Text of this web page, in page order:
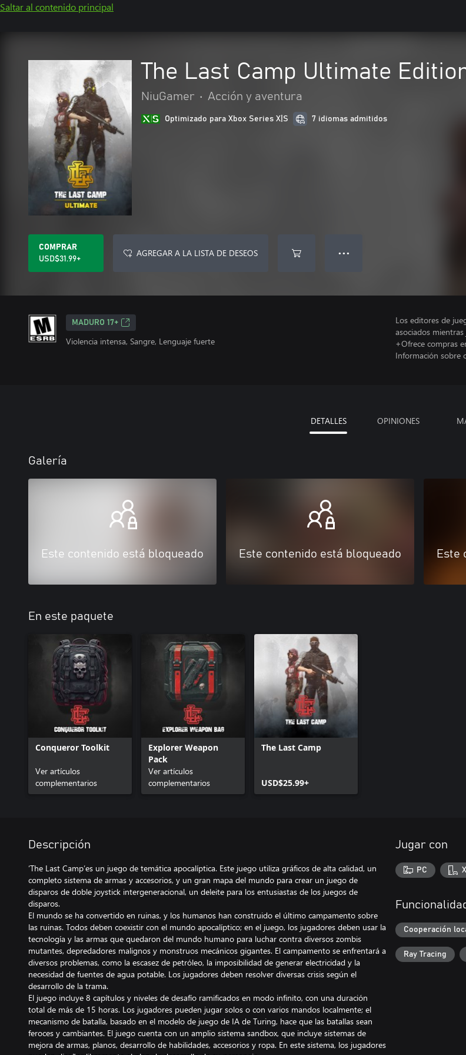
Saltar al contenido principal
The Last Camp Ultimate
NiuGamer • Acción y aventura
Optimizado para Xbox Series X|S 7 idiomas admitidos
COMPRAR
USD$31.99+
AGREGAR A LA LISTA DE DESEOS ● ● ●
MADURO 17+
Violencia intensa, Sangre, Lenguaje fuerte
Los editores de
asociados mientras
+Ofrece compras
Información sobre
DETALLES OPINIONES
Galería
Este contenido está bloqueado Este contenido está bloqueado Este
En este paquete
Conqueror Toolkit
Ver artículos
complementarios
Explorer Weapon
Pack
Ver artículos
complementarios
The Last Camp
USD$25.99+
Descripción
‘The Last Camp’es un juego de temática apocalíptica. Este juego utiliza gráficos de alta calidad, un
completo sistema de armas y accesorios, y un gran mapa del mundo para crear un juego de
disparos de doble joystick intergeneracional, un deleite para los entusiastas de los juegos de
disparos.
El mundo se ha convertido en ruinas, y los humanos han construido el último campamento sobre
las ruinas. Todos deben coexistir con el mundo apocalíptico; en el juego, los jugadores deben usar la
tecnología y las armas que quedaron del mundo humano para luchar contra diversos zombis
mutantes, depredadores malignos y monstruos mecánicos gigantes. El campamento se enfrentará a
diversos problemas, como la escasez de petróleo, la imposibilidad de generar electricidad y la
necesidad de fuentes de agua potable. Los jugadores deben resolver diversas crisis según el
desarrollo de la trama.
El juego incluye 8 capítulos y niveles de desafío ramificados en modo infinito, con una duración
total de más de 15 horas. Los jugadores pueden jugar solos o con varios mandos localmente; el
mecanismo de batalla, basado en el modelo de juego de IA de Turing, hace que las batallas sean
feroces y cambiantes. El juego cuenta con un amplio sistema sandbox, que incluye sistemas de
mejora de armas, planos, desarrollo de habilidades, accesorios y ropa. En este sistema, los jugadores
Jugar con
PC
Cooperación
Ray Tracing